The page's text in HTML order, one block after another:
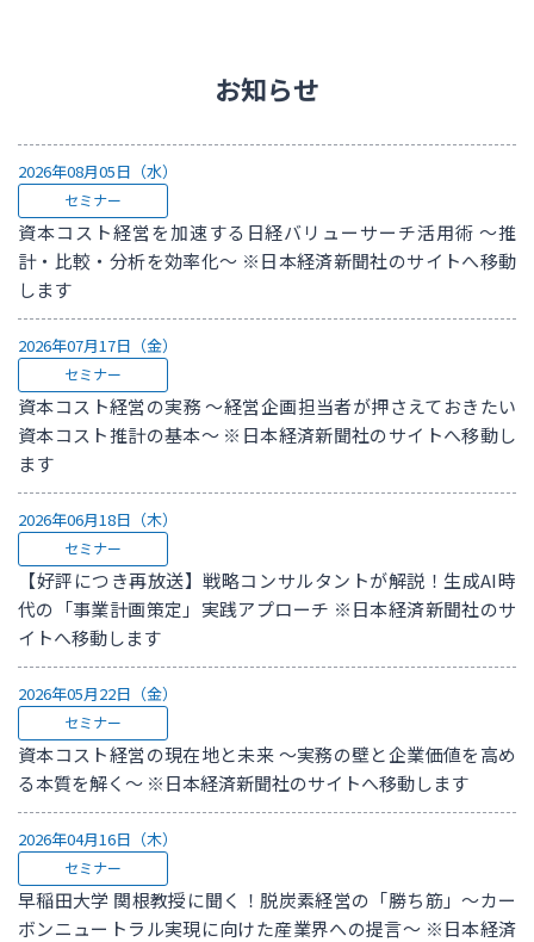
お知らせ
2026年08月05日（水）
セミナー
資本コスト経営を加速する日経バリューサーチ活用術 ～推
計・比較・分析を効率化～ ※日本経済新聞社のサイトへ移動
します
2026年07月17日（金）
セミナー
資本コスト経営の実務 ～経営企画担当者が押さえておきたい
資本コスト推計の基本～ ※日本経済新聞社のサイトへ移動し
ます
2026年06月18日（木）
セミナー
【好評につき再放送】戦略コンサルタントが解説！生成AI時
代の「事業計画策定」実践アプローチ ※日本経済新聞社のサ
イトへ移動します
2026年05月22日（金）
セミナー
資本コスト経営の現在地と未来 ～実務の壁と企業価値を高め
る本質を解く～ ※日本経済新聞社のサイトへ移動します
2026年04月16日（木）
セミナー
早稲田大学 関根教授に聞く！脱炭素経営の「勝ち筋」～カー
ボンニュートラル実現に向けた産業界への提言～ ※日本経済